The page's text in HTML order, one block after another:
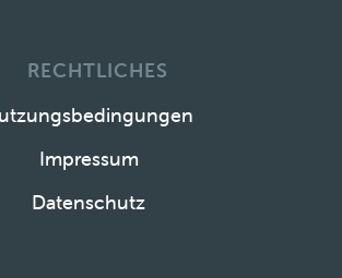
RECHTLICHES
Impressum
Datenschutz